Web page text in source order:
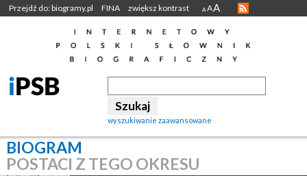
Przejdź do: biogramy.pl FINA zwiększ kontrast A AA
wyszukiwanie zaawansowane
BIOGRAM
POSTACI Z TEGO OKRESU